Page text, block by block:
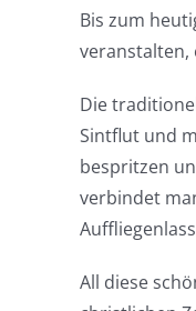
Bis zum
veranstalten,
Die
Sintflut und
bespritzen
verbindet
All diese